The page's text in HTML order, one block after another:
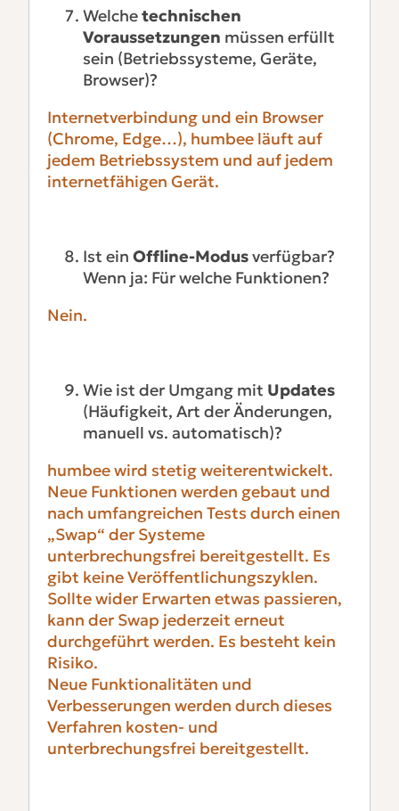
Welchetechnischen
Voraussetzungen müssen erfüllt
sein (Betriebssysteme, Geräte,
Browser)?
Internetverbindung und ein Browser
(Chrome, Edge…), humbee läuft auf
jedem Betriebssystem und auf jedem
internetfähigen Gerät.
Ist ein Offline-Modusverfügbar?
Wenn ja: Für welche Funktionen?
Nein.
Wie ist der Umgang mit Updates
(Häufigkeit, Art der Änderungen,
manuell vs. automatisch)?
humbee wird stetig weiterentwickelt.
Neue Funktionen werden gebaut und
nach umfangreichen Tests durch einen
„Swap“ der Systeme
unterbrechungsfrei bereitgestellt. Es
gibt keine Veröffentlichungszyklen.
Sollte wider Erwarten etwas passieren,
kann der Swap jederzeit erneut
durchgeführt werden. Es besteht kein
Risiko.
Neue Funktionalitäten und
Verbesserungen werden durch dieses
Verfahren kosten- und
unterbrechungsfrei bereitgestellt.